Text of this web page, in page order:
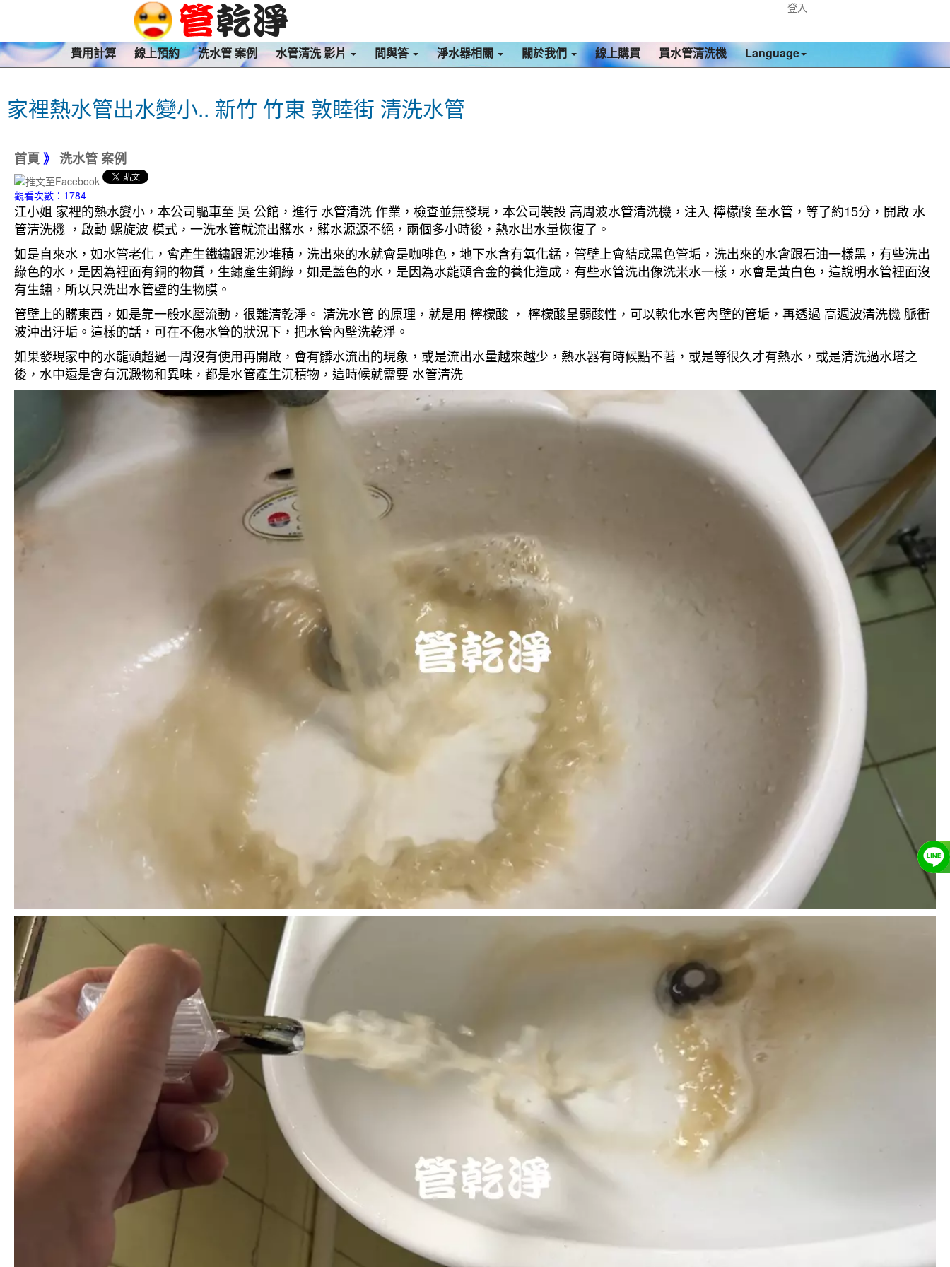
登入
費用計算 線上預約 洗水管 案例 水管清洗 影片 問與答 淨水器相關 關於我們 線上購買 買水管清洗機 Language
家裡熱水管出水變小.. 新竹 竹東 敦睦街 清洗水管
首頁 》 洗水管 案例
觀看次數：1784
江小姐 家裡的熱水變小，本公司驅車至 吳 公館，進行 水管清洗 作業，檢查並無發現，本公司裝設 高周波水管清洗機，注入 檸檬酸 至水管，等了約15分，開啟 水
管清洗機 ，啟動 螺旋波 模式，一洗水管就流出髒水，髒水源源不絕，兩個多小時後，熱水出水量恢復了。
如是自來水，如水管老化，會產生鐵鏽跟泥沙堆積，洗出來的水就會是咖啡色，地下水含有氧化錳，管壁上會結成黑色管垢，洗出來的水會跟石油一樣黑，有些洗出
綠色的水，是因為裡面有銅的物質，生鏽產生銅綠，如是藍色的水，是因為水龍頭合金的養化造成，有些水管洗出像洗米水一樣，水會是黃白色，這說明水管裡面沒
有生鏽，所以只洗出水管壁的生物膜。
管壁上的髒東西，如是靠一般水壓流動，很難清乾淨。 清洗水管 的原理，就是用 檸檬酸 ， 檸檬酸呈弱酸性，可以軟化水管內壁的管垢，再透過 高週波清洗機 脈衝
波沖出汙垢。這樣的話，可在不傷水管的狀況下，把水管內壁洗乾淨。
如果發現家中的水龍頭超過一周沒有使用再開啟，會有髒水流出的現象，或是流出水量越來越少，熱水器有時候點不著，或是等很久才有熱水，或是清洗過水塔之
後，水中還是會有沉澱物和異味，都是水管產生沉積物，這時候就需要 水管清洗